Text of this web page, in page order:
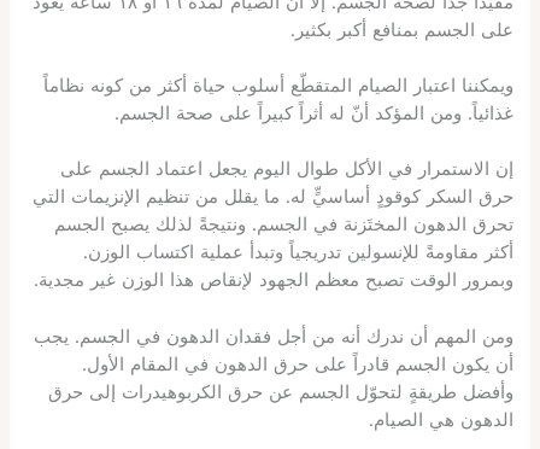
على الجسم بمنافع أكبر بكثير.
ويمكننا اعتبار الصيام المتقطّع أسلوب حياة أكثر من كونه نظاماً
غذائياً. ومن المؤكد أنّ له أثراً كبيراً على صحة الجسم.
إن الاستمرار في الأكل طوال اليوم يجعل اعتماد الجسم على
حرق السكر كوقودٍ أساسيٍّ له. ما يقلل من تنظيم الإنزيمات التي
تحرق الدهون المختَزنة في الجسم. ونتيجةً لذلك يصبح الجسم
أكثر مقاومةً للإنسولين تدريجياً وتبدأ عملية اكتساب الوزن.
وبمرور الوقت تصبح معظم الجهود لإنقاص هذا الوزن غير مجدية.
ومن المهم أن ندرك أنه من أجل فقدان الدهون في الجسم. يجب
أن يكون الجسم قادراً على حرق الدهون في المقام الأول.
وأفضل طريقةٍ لتحوّل الجسم عن حرق الكربوهيدرات إلى حرق
الدهون هي الصيام.